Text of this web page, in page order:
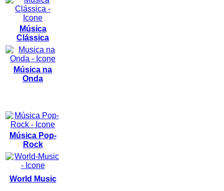
Música
Clássica
Música na
Onda
Música Pop-
Rock
World Music